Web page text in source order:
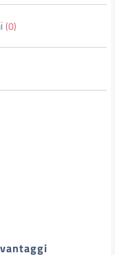
(0)